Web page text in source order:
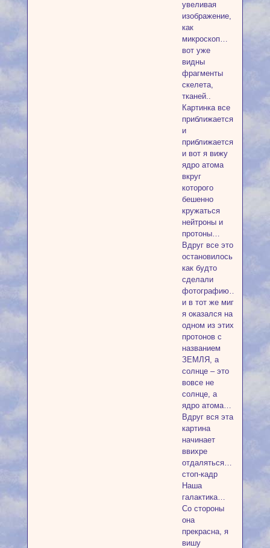
увеливая
изображение,
как
микроскоп…
вот уже
видны
фрагменты
скелета,
тканей..
Картинка все
приближается
и
приближается
и вот я вижу
ядро атома
вкруг
которого
бешенно
кружаться
нейтроны и
протоны…
Вдруг все это
остановилось
как будто
сделали
фотографию…
и в тот же миг
я оказался на
одном из этих
протонов с
названием
ЗЕМЛЯ, а
солнце – это
вовсе не
солнце, а
ядро атома…
Вдруг вся эта
картина
начинает
ввихре
отдаляться…
стоп-кадр
Наша
галактика…
Со стороны
она
прекрасна, я
вишу